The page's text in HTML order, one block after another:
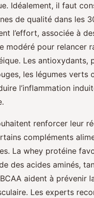
Idéalement, il faut
de qualité dans les
l’effort, associée à
modéré pour relancer
Les antioxydants,
les légumes verts
l’inflammation
renforcer leur
compléments
La whey protéine
des acides aminés,
aident à prévenir
Les experts